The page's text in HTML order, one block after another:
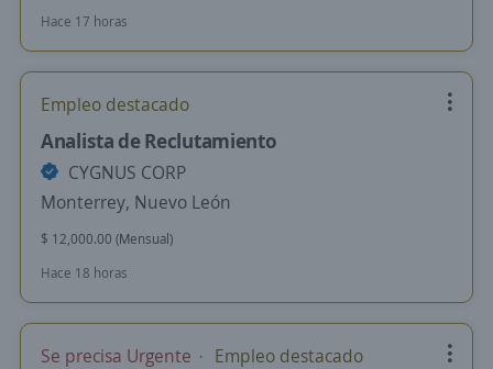
Hace 17 horas
Empleo destacado
Analista de Reclutamiento
CYGNUS CORP
Monterrey, Nuevo León
$ 12,000.00 (Mensual)
Hace 18 horas
Se precisa Urgente Empleo destacado